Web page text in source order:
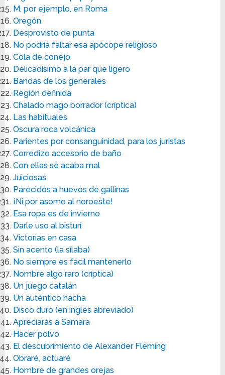
M, por ejemplo, en Roma
Oregón
Desprovisto de punta
No podría faltar esa apócope religioso
Cola de conejo
Delicadísimo a la par que ligero
Bandas de los generales
Región definida
Chalado mago borrador (críptica)
Las habituales
Oscura roca volcánica
Parientes por consanguinidad, para los juristas
Corredizo accesorio de baño
Con ellas se acaba mal
Juiciosas
Parecidos a huevos de gallinas
¡Ni por asomo al noroeste!
Esa ropa es de invierno
Darle uso al bisturí
Victorias en casa
Sin acento (la sílaba)
No siempre es fácil mantenerlo
Nombre algo raro (críptica)
Un juego catalán
Un auténtico hacha
Disco duro (en inglés abreviado)
Apreciarás a Samara
Hacer polvo
El descubrimiento de Alexander Fleming
Obraré, actuaré
Hombre de grandes orejas